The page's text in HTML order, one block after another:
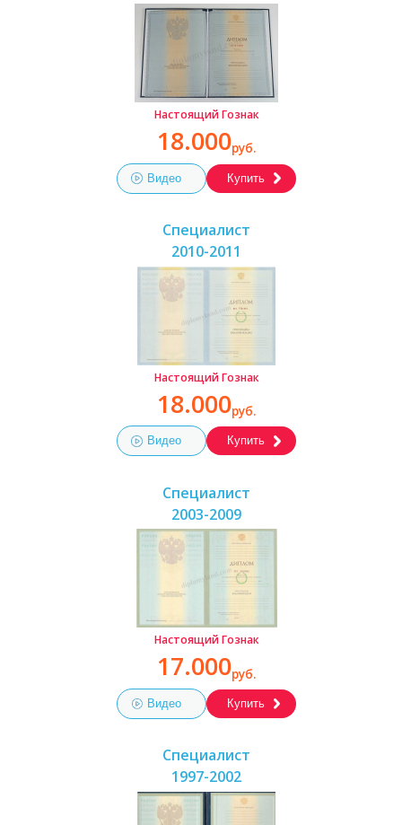
Настоящий Гознак
18.000руб.
Видео Купить
Специалист
2010-2011
Настоящий Гознак
18.000руб.
Видео Купить
Специалист
2003-2009
Настоящий Гознак
17.000руб.
Видео Купить
Специалист
1997-2002